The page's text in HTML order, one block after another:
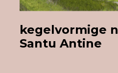
kegelvormige
Santu Antine